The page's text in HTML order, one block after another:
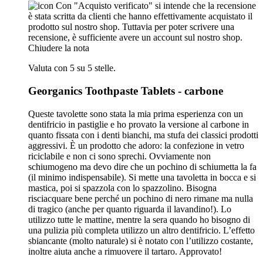
Con "Acquisto verificato" si intende che la recensione
è stata scritta da clienti che hanno effettivamente acquistato il
prodotto sul nostro shop. Tuttavia per poter scrivere una
recensione, è sufficiente avere un account sul nostro shop.
Chiudere la nota
Valuta con 5 su 5 stelle.
Georganics Toothpaste Tablets - carbone
Queste tavolette sono stata la mia prima esperienza con un
dentifricio in pastiglie e ho provato la versione al carbone in
quanto fissata con i denti bianchi, ma stufa dei classici prodotti
aggressivi. È un prodotto che adoro: la confezione in vetro
riciclabile e non ci sono sprechi. Ovviamente non
schiumogeno ma devo dire che un pochino di schiumetta la fa
(il minimo indispensabile). Si mette una tavoletta in bocca e si
mastica, poi si spazzola con lo spazzolino. Bisogna
risciacquare bene perché un pochino di nero rimane ma nulla
di tragico (anche per quanto riguarda il lavandino!). Lo
utilizzo tutte le mattine, mentre la sera quando ho bisogno di
una pulizia più completa utilizzo un altro dentifricio. L’effetto
sbiancante (molto naturale) si è notato con l’utilizzo costante,
inoltre aiuta anche a rimuovere il tartaro. Approvato!